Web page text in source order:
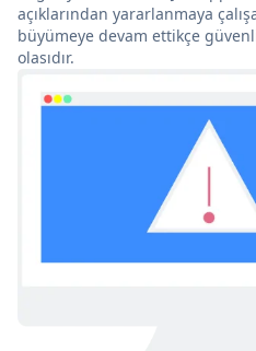
açıklarından yararlanmaya
büyümeye devam ettikçe
olasıdır.